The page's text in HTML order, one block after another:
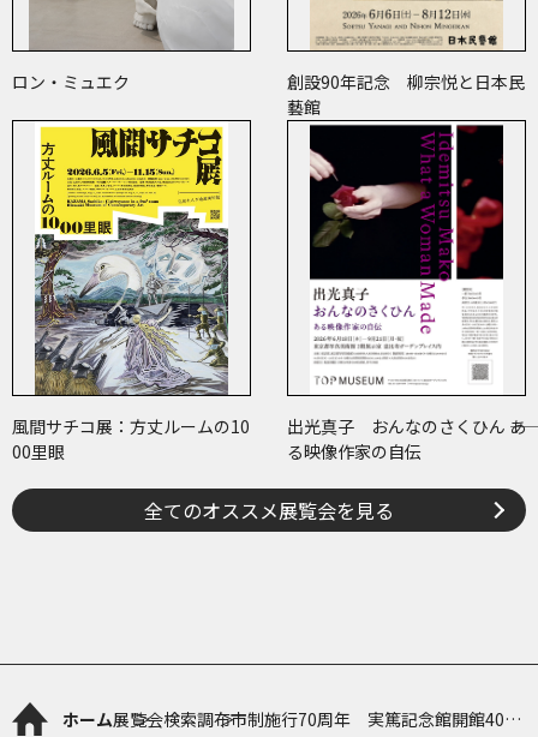
ロン・ミュエク
創設90年記念 柳宗悦と日本民
藝館
風間サチコ展：方丈ルームの10
00里眼
出光真子 おんなのさくひん ――あ
る映像作家の自伝
全てのオススメ展覧会を見る
ホーム展覧会検索調布市制施行70周年 実篤記念館開館40周